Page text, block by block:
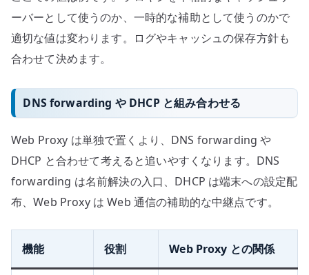
ーバーとして使うのか、一時的な補助として使うのかで
適切な値は変わります。ログやキャッシュの保存方針も
合わせて決めます。
DNS forwarding や DHCP と組み合わせる
Web Proxy は単独で置くより、DNS forwarding や
DHCP と合わせて考えると追いやすくなります。DNS
forwarding は名前解決の入口、DHCP は端末への設定配
布、Web Proxy は Web 通信の補助的な中継点です。
機能 役割 Web Proxy との関係